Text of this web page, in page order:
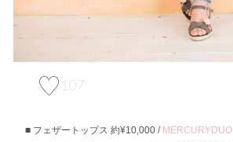
107
フェザートップス 約¥10,000 / MERCURYDUO